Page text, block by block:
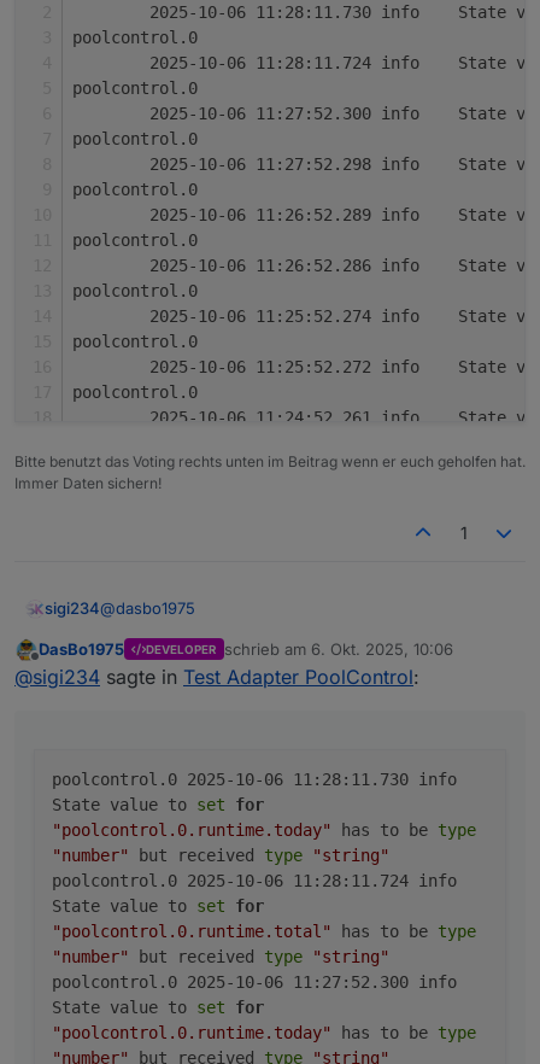
Der Adapter
ioBroker.poolcontrol dient zur
Steuerung und Überwachung von Poolanlagen.
Zu den Funktionen gehören:
Pumpensteuerung (Automatik, Manuell,
Zeitsteuerung, Aus) inkl. Frost- und
Überhitzungsschutz
Temperaturverwaltung mit bis zu 6 Sensoren,
Min/Max, Deltas und Änderungsraten
Solarsteuerung mit Hysterese und
Warnschwellen
Zeitsteuerung mit bis zu 3 konfigurierbaren
Zeitfenstern
Laufzeit- und Umwälzberechnung
Verbrauchs- und Kostenanalyse über
externen kWh-Zähler
Sprachausgabe über Alexa oder Telegram
Changelog (Auszug)
0.0.7 – Help-Datei ( help.md ) und erste
README-Version hinzugefügt
0.0.6 – Verbrauchs- und Kostenberechnung
mit externem kWh-Zähler
0.0.5 – Sprachausgabe über Alexa und
Telegram
2025-10-06
poolcontrol.0
2025-10-06
poolcontrol.0
2025-10-06
poolcontrol.0
2025-10-06
poolcontrol.0
2025-10-06
poolcontrol.0
2025-10-06
poolcontrol.0
2025-10-06
poolcontrol.0
2025-10-06
poolcontrol.0
2025-10-06
2025-10-06
poolcontrol.0
poolcontrol.0
Bitte benutzt das Voting rechts unten im Beitrag wenn er euch geholfen hat.
Immer Daten sichern!
1
sigi234@dasbo1975
Da haben wir noch was:
2025-10-06 11:28:11.724	info	State value
2025-10-06 11:27:52.300	info	State value
poolcontrol.0
2025-10-06 11:27:52.298	info	State value
poolcontrol.0
2025-10-06 11:26:52.289	info	State value
poolcontrol.0
2025-10-06 11:26:52.286	info	State value
poolcontrol.0
2025-10-06 11:25:52.274	info	State value
poolcontrol.0
2025-10-06 11:25:52.272	info	State value
Offline
DasBo1975 DEVELOPER schrieb am 6. Okt. 2025, 10:06
zuletzt editiert von
@sigi234 sagte in Test Adapter PoolControl:
poolcontrol.0 2025-10-06 11:28:11.730 info
State value to set
for
"poolcontrol.0.runtime.today"
has to be type
"number"
but received type
"string"
poolcontrol.0 2025-10-06 11:28:11.724 info
State value to set
for
"poolcontrol.0.runtime.total"
has to be type
"number"
but received type
"string"
poolcontrol.0 2025-10-06 11:27:52.300 info
State value to set
for
"poolcontrol.0.runtime.today"
has to be type
"number"
but received type
"string"